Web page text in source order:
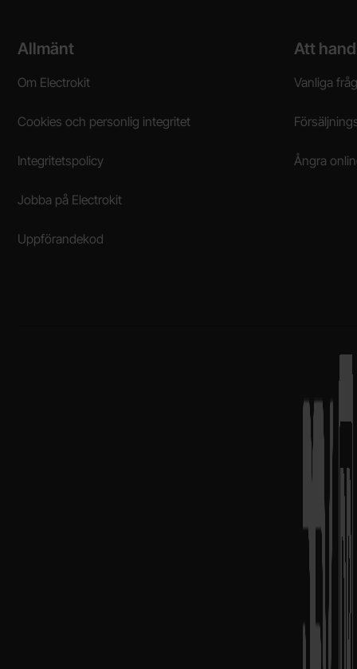
Sidfot Blandad info och länkar
Allmänt
Om Electrokit
Cookies och personlig integritet
Integritetspolicy
Jobba på Electrokit
Uppförandekod
Att
Vanliga
Ångra